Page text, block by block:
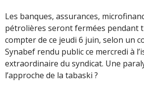
Les banques, assurances,
pétrolières seront fermées pendant
compter de ce jeudi 6 juin, selon un
Synabef rendu public ce mercredi à
extraordinaire du syndicat. Une
l’approche de la tabaski ?